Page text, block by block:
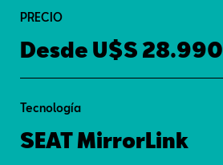
PRECIO
Desde U$S 28.990
Tecnología
SEAT MirrorLink